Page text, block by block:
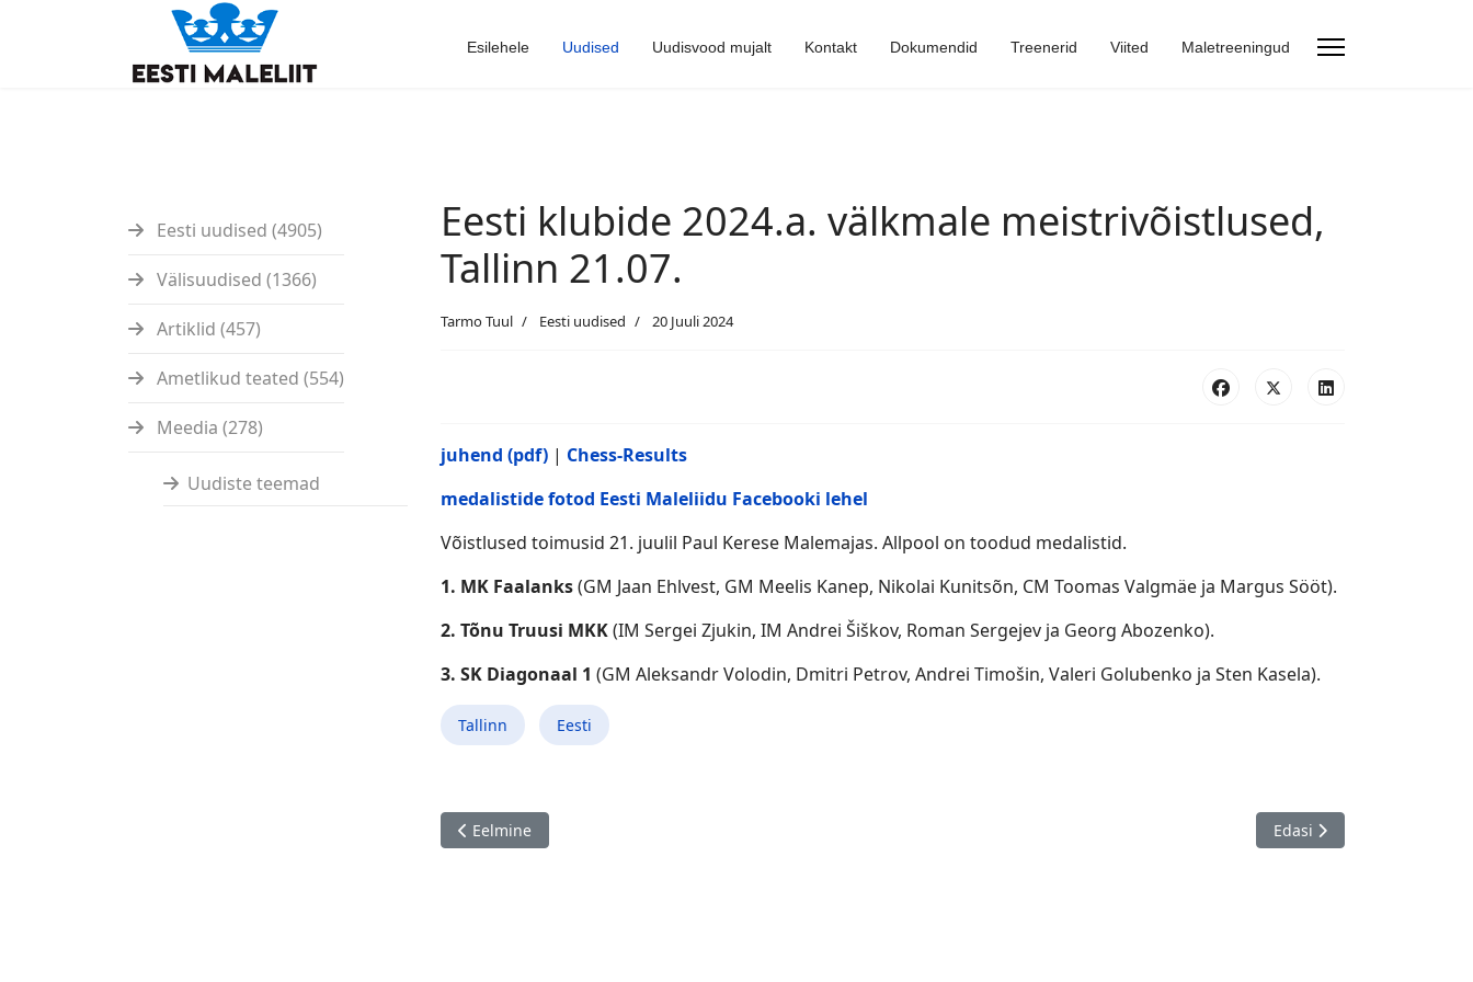
Esilehele Uudised Uudisvood mujalt Kontakt Dokumendid Treenerid Viited Maletreeningud
Eesti uudised (4905)
Välisuudised (1366)
Artiklid (457)
Ametlikud teated (554)
Meedia (278)
Uudiste teemad
Eesti klubide 2024.a. välkmale meistrivõistlused,
Tallinn 21.07.
Tarmo Tuul Eesti uudised 20 Juuli 2024
juhend (pdf) | Chess-Results
medalistide fotod Eesti Maleliidu Facebooki lehel
Võistlused toimusid 21. juulil Paul Kerese Malemajas. Allpool on toodud medalistid.
1. MK Faalanks(GM Jaan Ehlvest, GM Meelis Kanep, Nikolai Kunitsõn, CM Toomas Valgmäe ja Margus Sööt).
2. Tõnu Truusi MKK(IM Sergei Zjukin, IM Andrei Šiškov, Roman Sergejev ja Georg Abozenko).
3. SK Diagonaal 1 (GM Aleksandr Volodin, Dmitri Petrov, Andrei Timošin, Valeri Golubenko ja Sten Kasela).
Tallinn Eesti
Eelmine artikkel: Läti kiirmale meistrivõistlused 2024 / VIII Ventspils Juris Neimanis memorial, Läti 27.07. - 28.07.
Eelmine Järgmine artikkel: Eesti
Edasi